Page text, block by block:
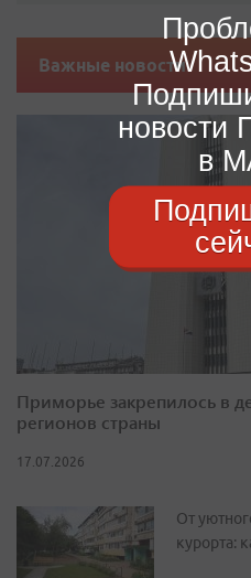
Важные новости
Приморье закрепилось в
регионов страны
17.07.2026
От
курорта:
новости
в